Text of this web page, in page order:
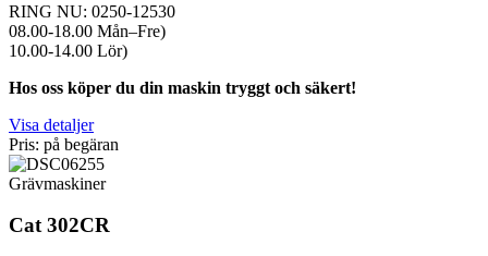
RING NU: 0250-12530
08.00-18.00 Mån–Fre)
10.00-14.00 Lör)
Hos oss köper du din maskin tryggt och säkert!
Visa detaljer
Pris: på begäran
Grävmaskiner
Cat 302CR